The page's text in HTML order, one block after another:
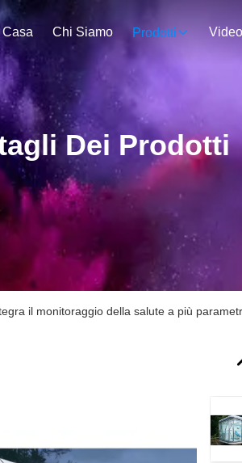
Casa Chi Siamo Prodotti Video
Dei Prodotti
il monitoraggio della salute a più